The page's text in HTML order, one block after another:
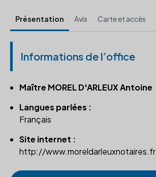
Présentation Avis Carte et accès
Informations de l’office
Maître MOREL D'ARLEUX Antoine
Langues parlées :
Français
Site internet :
http://www.moreldarleuxnotaires.fr